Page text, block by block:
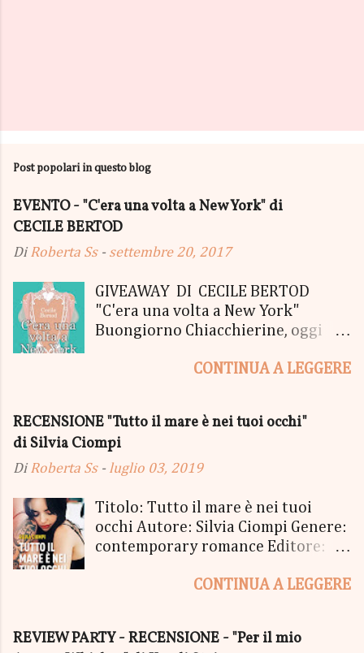
Post popolari in questo blog
EVENTO - "C'era una volta a New York" di
CECILE BERTOD
DiRoberta Ss - settembre 20, 2017
GIVEAWAY DI CECILE BERTOD
"C'era una volta a New York"
Buongiorno Chiacchierine, oggi
lanciamo il SUPER MEGA GIVEAWAY
05 Ottobre di "C'era una volta a
New York", edito Newton Compton.
Un Giveaway molto ricco per la
Premio, che si aggiudicherà tutto
in Un bel PACCO SORPRESA: - La
Copia Cartacea di "C'era una volta a
"tutto ma non il mio Tailleur" - una
- un Messaggio in bottiglia con
CONTINUA A LEGGERE
RECENSIONE "Tutto il mare è nei tuoi occhi"
di Silvia Ciompi
DiRoberta Ss - luglio 03, 2019
Titolo: Tutto il mare è nei tuoi
occhi Autore: Silvia Ciompi Genere:
contemporary romance Editore:
Pubblicazione: 4 giugno Formato:
stavolta?» «Alla fine del mondo.» Ci
CONTINUA A LEGGERE
REVIEW PARTY - RECENSIONE - "Per il mio